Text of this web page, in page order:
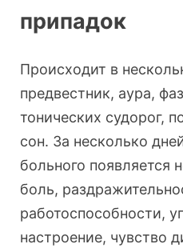
припадок
Происходит в
предвестник, аура,
тонических судорог,
сон. За несколько
больного появляется
боль,
работоспособности,
настроение, чувство